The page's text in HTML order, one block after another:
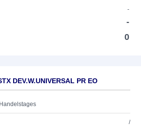
-
-
0
DEV.W.UNIVERSAL PR EO
/